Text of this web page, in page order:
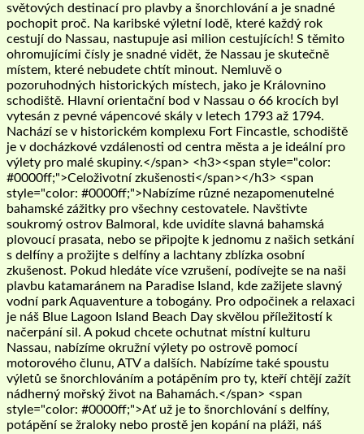
světových destinací pro plavby a šnorchlování a je snadné
pochopit proč. Na karibské výletní lodě, které každý rok
cestují do Nassau, nastupuje asi milion cestujících! S těmito
ohromujícími čísly je snadné vidět, že Nassau je skutečně
místem, které nebudete chtít minout. Nemluvě o
pozoruhodných historických místech, jako je Královnino
schodiště. Hlavní orientační bod v Nassau o 66 krocích byl
vytesán z pevné vápencové skály v letech 1793 až 1794.
Nachází se v historickém komplexu Fort Fincastle, schodiště
je v docházkové vzdálenosti od centra města a je ideální pro
výlety pro malé skupiny.</span> <h3><span style="color:
#0000ff;">Celoživotní zkušenosti</span></h3> <span
style="color: #0000ff;">Nabízíme různé nezapomenutelné
bahamské zážitky pro všechny cestovatele. Navštivte
soukromý ostrov Balmoral, kde uvidíte slavná bahamská
plovoucí prasata, nebo se připojte k jednomu z našich setkání
s delfíny a prožijte s delfíny a lachtany zblízka osobní
zkušenost. Pokud hledáte více vzrušení, podívejte se na naši
plavbu katamaránem na Paradise Island, kde zažijete slavný
vodní park Aquaventure a tobogány. Pro odpočinek a relaxaci
je náš Blue Lagoon Island Beach Day skvělou příležitostí k
načerpání sil. A pokud chcete ochutnat místní kulturu
Nassau, nabízíme okružní výlety po ostrově pomocí
motorového člunu, ATV a dalších. Nabízíme také spoustu
výletů se šnorchlováním a potápěním pro ty, kteří chtějí zažít
nádherný mořský život na Bahamách.</span> <span
style="color: #0000ff;">Ať už je to šnorchlování s delfíny,
potápění se žraloky nebo prostě jen kopání na pláži, náš